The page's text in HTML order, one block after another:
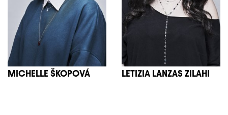
MICHELLE ŠKOPOVÁ LETIZIA LANZAS ZILAHI